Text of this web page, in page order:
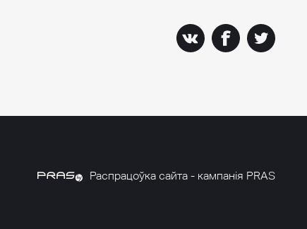
Распрацоўка сайта - кампанія PRAS